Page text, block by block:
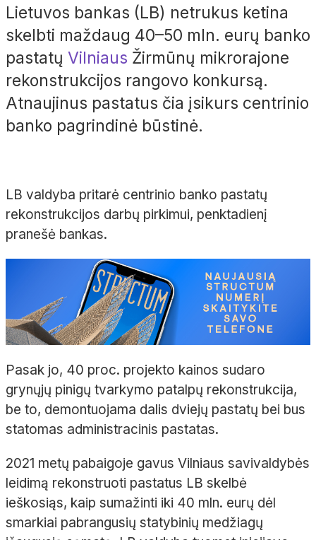
Lietuvos bankas (LB) netrukus ketina
skelbti maždaug 40–50 mln. eurų banko
pastatų Vilniaus Žirmūnų mikrorajone
rekonstrukcijos rangovo konkursą.
Atnaujinus pastatus čia įsikurs centrinio
banko pagrindinė būstinė.
LB valdyba pritarė centrinio banko pastatų
rekonstrukcijos darbų pirkimui, penktadienį
pranešė bankas.
Pasak jo, 40 proc. projekto kainos sudaro
grynųjų pinigų tvarkymo patalpų rekonstrukcija,
be to, demontuojama dalis dviejų pastatų bei bus
statomas administracinis pastatas.
2021 metų pabaigoje gavus Vilniaus savivaldybės
leidimą rekonstruoti pastatus LB skelbė
ieškosiąs, kaip sumažinti iki 40 mln. eurų dėl
smarkiai pabrangusių statybinių medžiagų